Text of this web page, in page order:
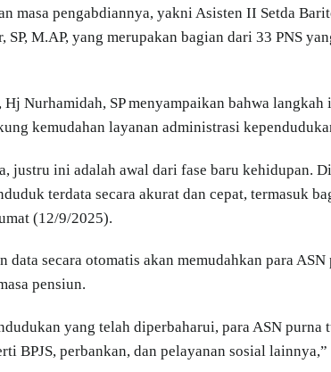
masa pengabdiannya, yakni Asisten II Setda
M.AP, yang merupakan bagian dari 33 PNS
Nurhamidah, SP menyampaikan bahwa langkah
kemudahan layanan administrasi
justru ini adalah awal dari fase baru kehidupan.
terdata secara akurat dan cepat, termasuk
(12/9/2025).
data secara otomatis akan memudahkan para
pensiun.
yang telah diperbaharui, para ASN purna
BPJS, perbankan, dan pelayanan sosial lainnya,”